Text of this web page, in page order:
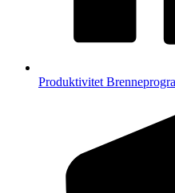
Produktivitet